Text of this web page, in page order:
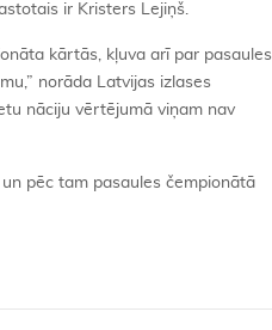
ir Kristers Lejiņš.
kārtās, kļuva arī par pasaules
norāda Latvijas izlases
nāciju vērtējumā viņam nav
pēc tam pasaules čempionātā